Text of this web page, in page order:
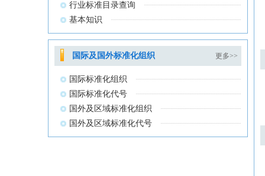
行业标准目录查询
基本知识
国际及国外标准化组织 更多>>
国际标准化组织
国际标准化代号
国外及区域标准化组织
国外及区域标准化代号